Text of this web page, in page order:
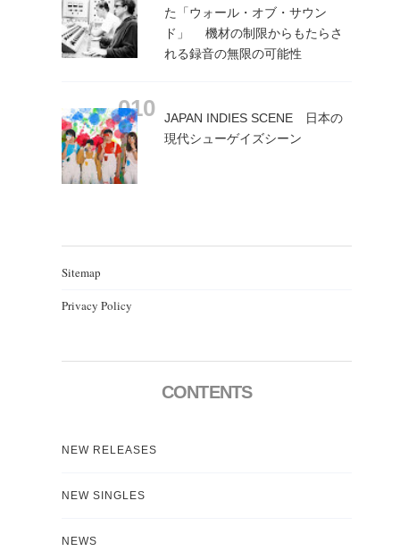
た「ウォール・オブ・サウン
ド」 機材の制限からもたらさ
れる録音の無限の可能性
JAPAN INDIES SCENE 日本の
現代シューゲイズシーン
Sitemap
Privacy Policy
CONTENTS
NEW RELEASES
NEW SINGLES
NEWS